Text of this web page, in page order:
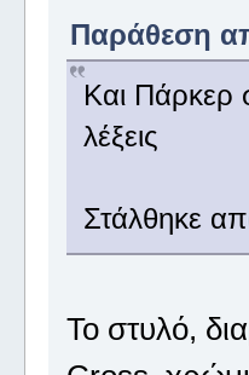
Παράθεση
Και Πάρκερ
λέξεις
Στάλθηκε
Το στυλό,